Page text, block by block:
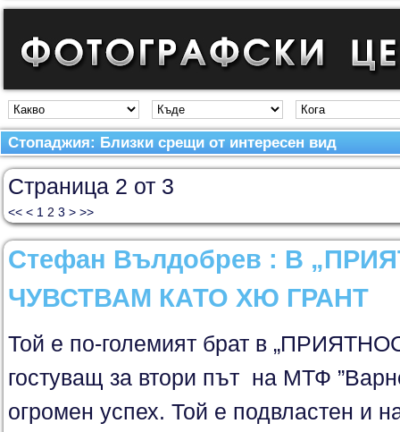
Стопаджия: Близки срещи от интересен вид
Страница 2 от 3
<< < 1 2 3 > >>
Стефан Вълдобрев : В
ЧУВСТВАМ КАТО ХЮ ГРАНТ
Той е по-големият брат в
гостуващ за втори път на МТФ
огромен успех. Той е подвластен и